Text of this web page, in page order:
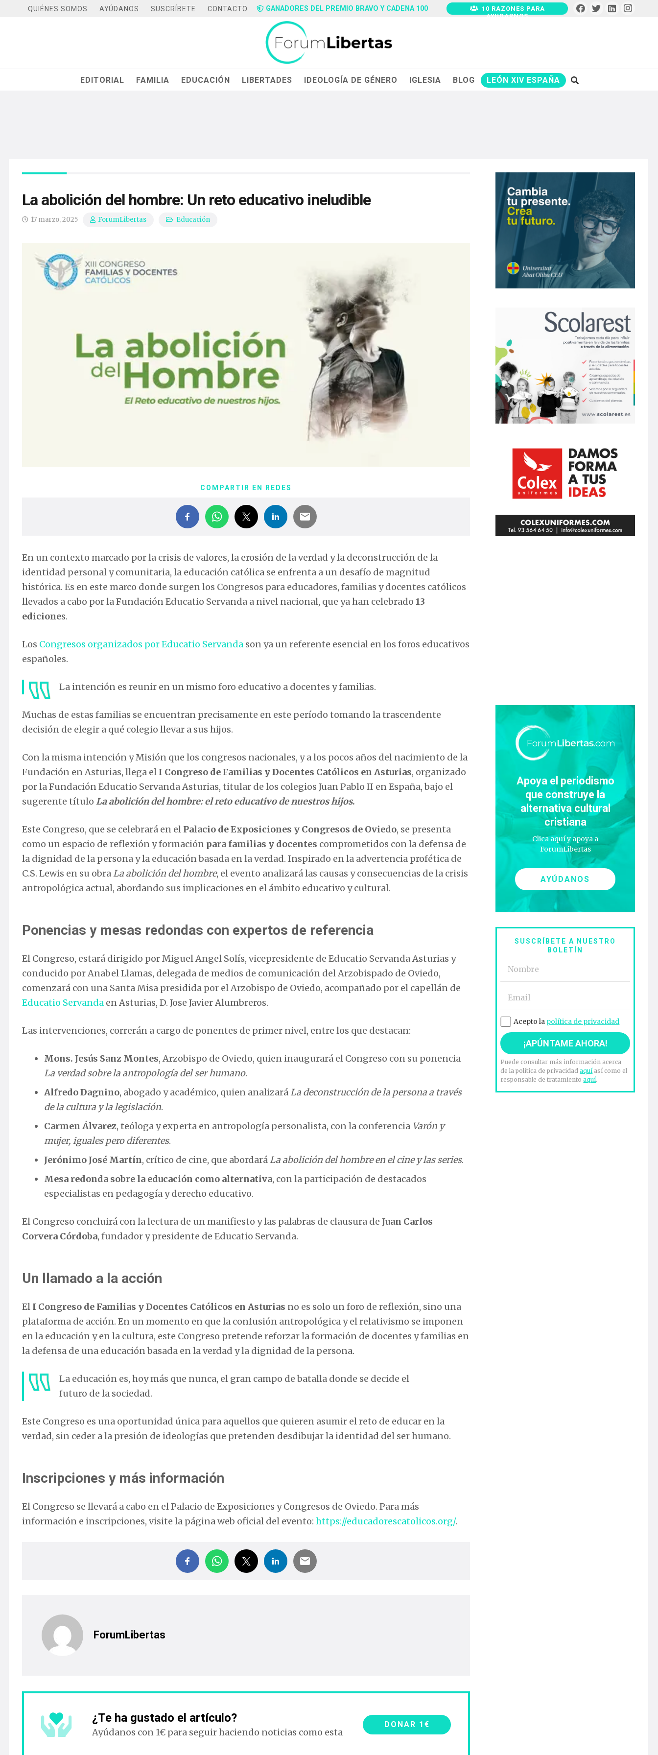
QUIÉNES SOMOS AYÚDANOS SUSCRÍBETE CONTACTO GANADORES DEL PREMIO BRAVO Y CADENA 100
10 RAZONES PARA
AYUDARNOS
EDITORIAL FAMILIA EDUCACIÓN LIBERTADES IDEOLOGÍA DE GÉNERO IGLESIA BLOG LEÓN XIV ESPAÑA
La abolición del hombre: Un reto educativo ineludible
17 marzo, 2025 ForumLibertas Educación
COMPARTIR EN REDES
En un contexto marcado por la crisis de valores, la erosión de la verdad y la deconstrucción de la
identidad personal y comunitaria, la educación católica se enfrenta a un desafío de magnitud
histórica. Es en este marco donde surgen los Congresos para educadores, familias y docentes católicos
llevados a cabo por la Fundación Educatio Servanda a nivel nacional, que ya han celebrado 13
ediciones.
Los Congresos organizados por Educatio Servanda son ya un referente esencial en los foros educativos
españoles.
La intención es reunir en un mismo foro educativo a docentes y familias.
Muchas de estas familias se encuentran precisamente en este período tomando la trascendente
decisión de elegir a qué colegio llevar a sus hijos.
Con la misma intención y Misión que los congresos nacionales, y a los pocos años del nacimiento de la
Fundación en Asturias, llega el I Congreso de Familias y Docentes Católicos en Asturias, organizado
por la Fundación Educatio Servanda Asturias, titular de los colegios Juan Pablo II en España, bajo el
sugerente título La abolición del hombre: el reto educativo de nuestros hijos.
Este Congreso, que se celebrará en el Palacio de Exposiciones y Congresos de Oviedo, se presenta
como un espacio de reflexión y formación para familias y docentes comprometidos con la defensa de
la dignidad de la persona y la educación basada en la verdad. Inspirado en la advertencia profética de
C.S. Lewis en su obraLa abolición del hombre, el evento analizará las causas y consecuencias de la crisis
antropológica actual, abordando sus implicaciones en el ámbito educativo y cultural.
Ponencias y mesas redondas con expertos de referencia
El Congreso, estará dirigido por Miguel Angel Solís, vicepresidente de Educatio Servanda Asturias y
conducido por Anabel Llamas, delegada de medios de comunicación del Arzobispado de Oviedo,
comenzará con una Santa Misa presidida por el Arzobispo de Oviedo, acompañado por el capellán de
Educatio Servanda en Asturias, D. Jose Javier Alumbreros.
Las intervenciones, correrán a cargo de ponentes de primer nivel, entre los que destacan:
Mons. Jesús Sanz Montes, Arzobispo de Oviedo, quien inaugurará el Congreso con su ponencia
La verdad sobre la antropología del ser humano.
Alfredo Dagnino, abogado y académico, quien analizaráLa deconstrucción de la persona a través
de la cultura y la legislación.
Carmen Álvarez, teóloga y experta en antropología personalista, con la conferencia Varón y
mujer, iguales pero diferentes.
Jerónimo José Martín, crítico de cine, que abordaráLa abolición del hombre en el cine y las series.
Mesa redonda sobre la educación como alternativa, con la participación de destacados
especialistas en pedagogía y derecho educativo.
El Congreso concluirá con la lectura de un manifiesto y las palabras de clausura de Juan Carlos
Corvera Córdoba, fundador y presidente de Educatio Servanda.
Un llamado a la acción
El I Congreso de Familias y Docentes Católicos en Asturias no es solo un foro de reflexión, sino una
plataforma de acción. En un momento en que la confusión antropológica y el relativismo se imponen
en la educación y en la cultura, este Congreso pretende reforzar la formación de docentes y familias en
la defensa de una educación basada en la verdad y la dignidad de la persona.
La educación es, hoy más que nunca, el gran campo de batalla donde se decide el
futuro de la sociedad.
Este Congreso es una oportunidad única para aquellos que quieren asumir el reto de educar en la
verdad, sin ceder a la presión de ideologías que pretenden desdibujar la identidad del ser humano.
Inscripciones y más información
El Congreso se llevará a cabo en el Palacio de Exposiciones y Congresos de Oviedo. Para más
información e inscripciones, visite la página web oficial del evento: https://educadorescatolicos.org/.
ForumLibertas
¿Te ha gustado el artículo?
Ayúdanos con 1€ para seguir haciendo noticias como esta
DONAR 1€
Apoya el periodismo
que construye la
alternativa cultural
cristiana
Clica aquí y apoya a
ForumLibertas
AYÚDANOS
SUSCRÍBETE A NUESTRO
BOLETÍN
Acepto la política de privacidad
Puede consultar más información acerca
de la política de privacidadaquíasí como el
responsable de tratamientoaquí.